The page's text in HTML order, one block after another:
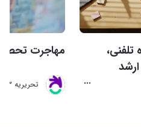
مهاجرت
تحريريه 3گام